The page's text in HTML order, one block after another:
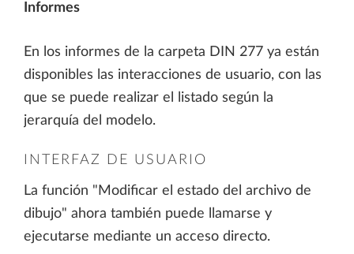
Informes
En los informes de la carpeta DIN 277 ya están
disponibles las interacciones de usuario, con las
que se puede realizar el listado según la
jerarquía del modelo.
INTERFAZ DE USUARIO
La función "Modificar el estado del archivo de
dibujo" ahora también puede llamarse y
ejecutarse mediante un acceso directo.